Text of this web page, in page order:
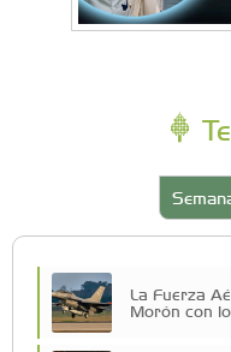
La Fuerza
Morón con